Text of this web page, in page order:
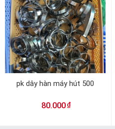
pk dây hàn máy hút 500
80.000 ₫